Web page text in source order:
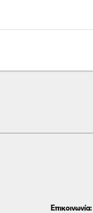
Επικοινωνία: